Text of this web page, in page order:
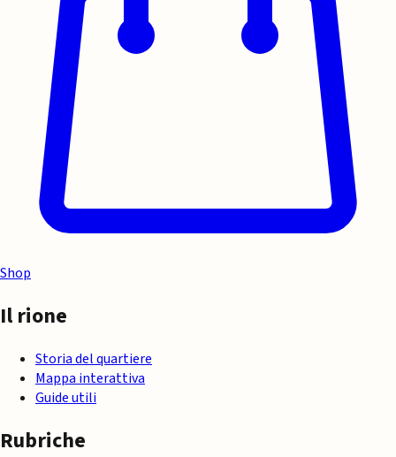
Shop
Il rione
Storia del quartiere
Mappa interattiva
Guide utili
Rubriche